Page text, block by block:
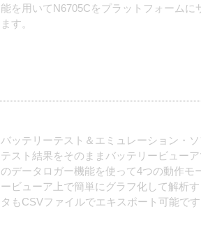
能を用いてN6705Cをプラットフォーム
ます。
バッテリーテスト＆エミュレーション・
テスト結果をそのままバッテリービュー
のデータロガー機能を使って4つの動作モ
ービューア上で簡単にグラフ化して解析
タもCSVファイルでエキスポート可能で